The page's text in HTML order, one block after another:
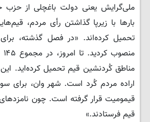
بارها با زیرپا گذاشتن رأی مردم،
مناطق کُردنشین قیم تحمیل کرده‌اید.
اراده مردم کُرد است. شهر وان، برای
قیمومیت قرار گرفته است. چون نامزدهای
قیم فرستادند.»